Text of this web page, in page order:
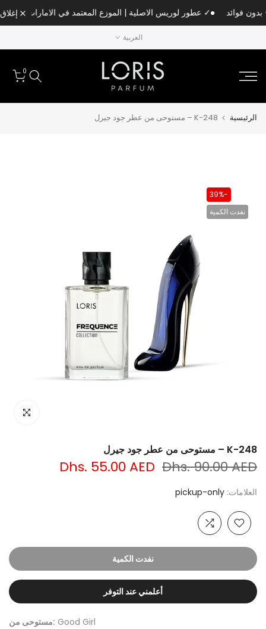
الانتقال
إلى
✓ عطور لوريس الاصلية | الموزع المعتمد في الاماراتإغلاق
العربية
0
الرئيسية K-248 – مستوحى من عطر جود جيرل
-39%
نفدت الكمية
انقر للتكبير
K-248 – مستوحى من عطر جود جيرل
Dhs. 90.00 AED
Dhs. 55.00 AED
العلامات: pickup-only
نفدت الكمية
أعلمني عند التوفر
مستوحى من: Good Girl